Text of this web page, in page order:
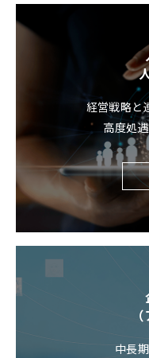
経営戦略と
高度処
中長